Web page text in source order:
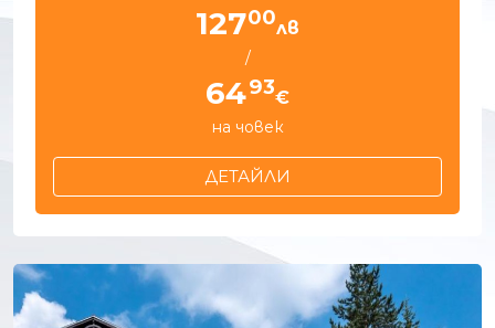
12700лв
/
6493€
на човек
ДЕТАЙЛИ